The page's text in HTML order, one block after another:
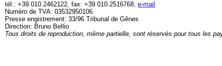
tél.: +39.010.2462122, fax: +39.010.2516768, e-mail
Numéro de TVA: 03532950106
Presse engistrement: 33/96 Tribunal de Gênes
Direction: Bruno Bellio
Tous droits de reproduction, même partielle, sont réservés pour tous les